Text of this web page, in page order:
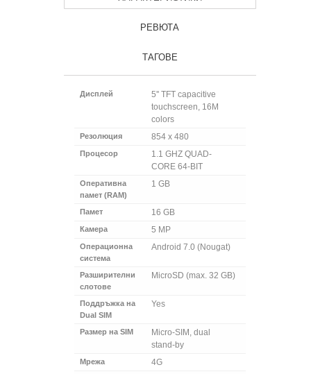
РЕВЮТА
ТАГОВЕ
Дисплей
5'' TFT capacitive
touchscreen, 16M
colors
Резолюция 854 x 480
Процесор
1.1 GHZ QUAD-
CORE 64-BIT
Оперативна
памет (RAM)
1 GB
Памет 16 GB
Камера 5 MP
Операционна
система
Android 7.0 (Nougat)
Разширителни
слотове
MicroSD (max. 32 GB)
Поддръжка на
Dual SIM
Yes
Размер на SIM
Micro-SIM, dual
stand-by
Мрежа 4G